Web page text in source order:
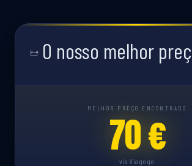
O nosso melhor
MELHOR PREÇO ENCONTRADO
70 €
via Viagogo